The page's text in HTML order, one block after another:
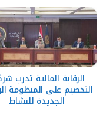
الرقابة المالية تدرب
التخصيم على المنظومة
الجديدة للنشاط